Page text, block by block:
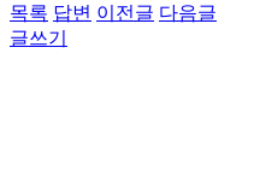
목록 답변 이전글 다음글
글쓰기